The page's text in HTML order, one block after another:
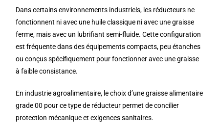
Dans certains environnements industriels, les réducteurs ne
fonctionnent ni avec une huile classique ni avec une graisse
ferme, mais avec un lubrifiant semi-fluide. Cette configuration
est fréquente dans des équipements compacts, peu étanches
ou conçus spécifiquement pour fonctionner avec une graisse
à faible consistance.
En industrie agroalimentaire, le choix d’une graisse alimentaire
grade 00 pour ce type de réducteur permet de concilier
protection mécanique et exigences sanitaires.